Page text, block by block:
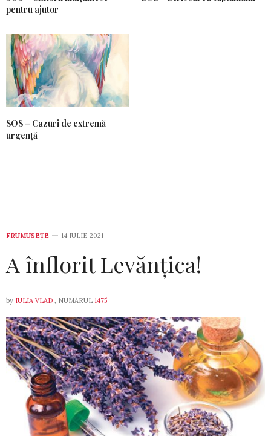
pentru ajutor
SOS – Cazuri de extremă
urgență
FRUMUSEȚE 14 IULIE 2021
A înflorit Levănțica!
by IULIA VLAD , NUMĂRUL 1475